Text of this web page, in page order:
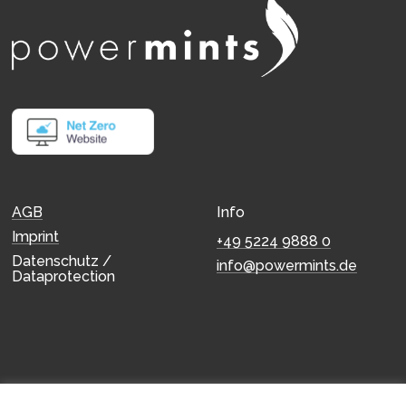
AGB
Imprint
Datenschutz /
Dataprotection
Info
+49 5224 9888 0
info@powermints.de